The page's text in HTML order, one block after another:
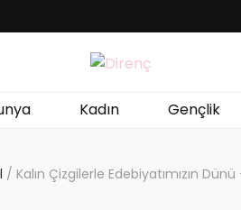
Kadın Gençlik
/ Kalın Çizgilerle Edebiyatımızın